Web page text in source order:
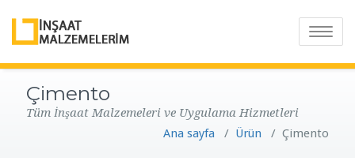
T
e
Çimento
Tüm İnşaat Malzemeleri ve Uygulama Hizmetleri
Ana sayfa / Ürün / Çimento